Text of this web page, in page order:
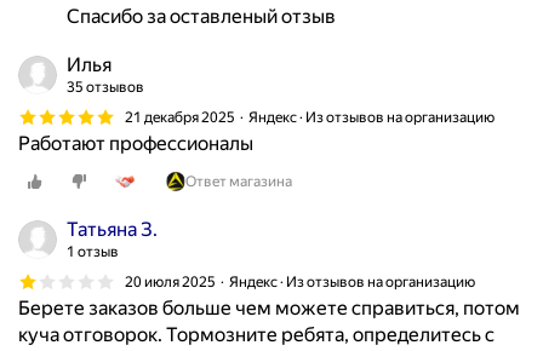
Спасибо за оставленый отзыв
Илья
35 отзывов
21 декабря 2025
Яндекс · Из отзывов на организацию
Работают профессионалы
Ответ магазина
Татьяна З.
1 отзыв
20 июля 2025
Яндекс · Из отзывов на организацию
Берете заказов больше чем можете справиться, потом
куча отговорок. Тормозните ребята, определитесь с